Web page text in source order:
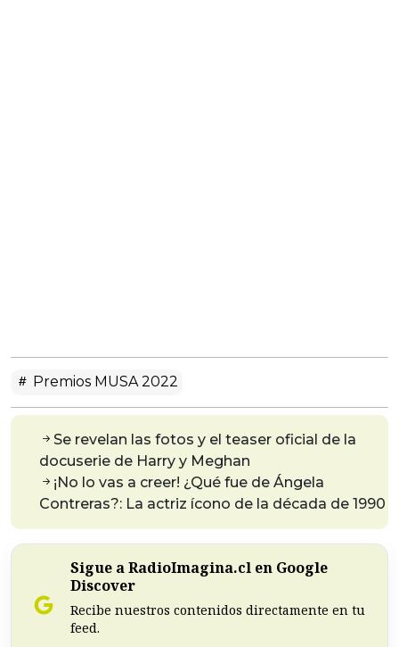
Premios MUSA 2022
Se revelan las fotos y el teaser oficial de la
docuserie de Harry y Meghan
¡No lo vas a creer! ¿Qué fue de Ángela
Contreras?: La actriz ícono de la década de 1990
Sigue a RadioImagina.cl en Google
Discover
Recibe nuestros contenidos directamente en tu
feed.